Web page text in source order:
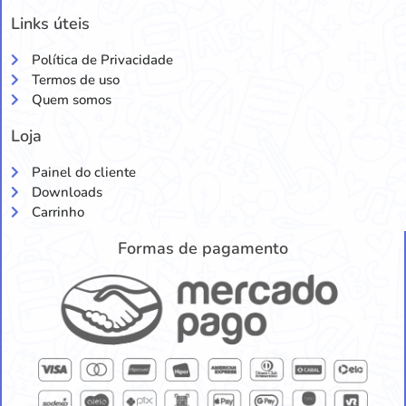
Links úteis
Política de Privacidade
Termos de uso
Quem somos
Loja
Painel do cliente
Downloads
Carrinho
Formas de pagamento